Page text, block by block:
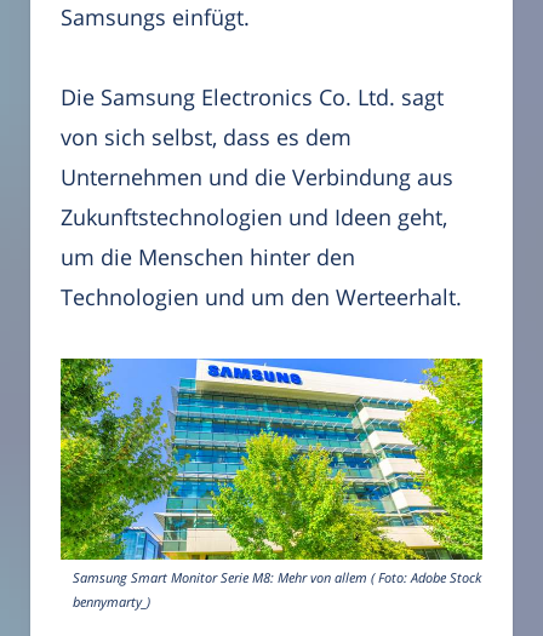
Samsungs einfügt.
Die Samsung Electronics Co. Ltd. sagt
von sich selbst, dass es dem
Unternehmen und die Verbindung aus
Zukunftstechnologien und Ideen geht,
um die Menschen hinter den
Technologien und um den Werteerhalt.
Samsung Smart Monitor Serie M8: Mehr von allem ( Foto: Adobe Stock -
bennymarty_)